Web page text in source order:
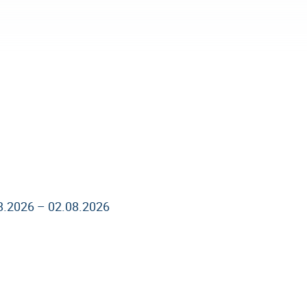
– 02.08.2026